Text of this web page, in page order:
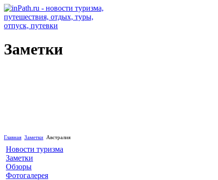
Заметки
Главная Заметки Австралия
Новости туризма
Заметки
Обзоры
Фотогалерея